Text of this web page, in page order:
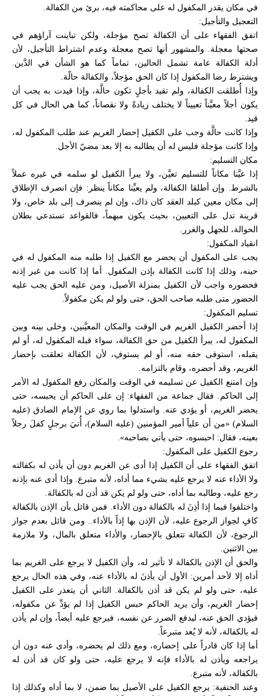
في مكان يقدر المكفول له على محاكمته فيه، برئ من الكفالة.
التعجيل والتأجيل:
اتفق الفقهاء على أن الكفالة تصح مؤجلة، ولكن تباينت آراؤهم في
صحتها معجلة. والمشهور أنها تصح معجلة وعدم اشتراط التأجيل، لأن
أدلة الكفالة عامة تشمل الحالين، تماماً كما هو الشأن في الدَّين.
ويشترط رضا المكفول إذا كان الحق مؤجلاً، والكفالة حالّة.
وإذا أُطلقت الكفالة، ولم تقيد بأجلٍ تكون حالَّة، وإذا قيدت به يجب أن
يكون أجلاً معيَّناً تعييناً لا يختلف زيادةً ولا نقصاناً، كما هي الحال في كل
قيد.
وإذا كانت حالَّة وجب على الكفيل إحضار الغريم عند طلب المكفول له،
وإذا كانت مؤجلة فليس له أن يطالبه به إلا بعد مضيّ الأجل.
مكان التسليم:
إذا عيَّنا مكاناً للتسليم تعيَّن، ولا يبرأ الكفيل لو سلمه في غيره عملاً
بالشرط. وإن أطلقا الكفالة، ولم يعيِّنا مكاناً ينظر: فإن انصرف الإطلاق
إلى مكان معين كبلد العقد كان ذاك، وإن لم ينصرف إلى بلد خاص، ولا
قرينة تدل على التعيين، بحيث يكون مبهماً، فالقواعد تستدعي بطلان
الحوالة، للجهل والغرر.
انقياد المكفول:
يجب على المكفول أن يحضر مع الكفيل إذا طلبه منه المكفول له في
حينه، وذلك إذا كانت الكفالة بإذن المكفول. أما إذا كانت من غير إذنه
فحضوره واجب لأن الكفيل بمنزلة الأصيل، ومن عليه الحق يجب عليه
الحضور متى طلبه صاحب الحق، حتى ولو لم يكن مكفولاً.
تسليم المكفول:
إذا أحضر الكفيل الغريم في الوقت والمكان المعيَّنين، وخلى بينه وبين
المكفول له، يبرأ الكفيل من حق الكفالة، سواء قبله المكفول له، أو لم
يقبله، استوفى حقه منه، أو لم يستوفِ، لأن الكفالة تعلقت بإحضار
الغريم، وقد أحضره، وقام بالتزامه.
وإن امتنع الكفيل عن تسليمه في الوقت والمكان رفع المكفول له الأمر
إلى الحاكم. فقال جماعة من الفقهاء: إن على الحاكم أن يحبسه، حتى
يحضر الغريم، أو يؤدي عنه. واستدلوا بما روي عن الإمام الصادق (عليه
السلام) «من أن علياً أمير المؤمنين (عليه السلام)، أُتيَ برجلٍ كفلَ رجلاً
بعينه، فقال: احبسوه، حتى يأتي بصاحبه».
رجوع الكفيل على المكفول:
اتفق الفقهاء على أن الكفيل إذا أدى عن الغريم دون أن يأذن له بكفالته
ولا الأداء عنه لا يرجع عليه بشيء مما أداه، لأنه متبرع. وإذا أدى عنه بإذنه
رجع عليه، وطالبه بما أداه، حتى ولو لم يكن قد أذن له بالكفالة.
واختلفوا فيما إذا أذِنَ له بالكفالة دون الأداء. فمن قائل بأن الإذن بالكفالة
كافٍ لجواز الرجوع عليه، لأن الإذن بها إذاً بالأداء.. ومن قائل بعدم جواز
الرجوع، لأن الكفالة تتعلق بالإحضار، والأداء متعلق بالمال، ولا ملازمة
بين الاثنين.
والحق أن الإذن بالكفالة لا تأثير له، وأن الكفيل لا يرجع على الغريم بما
أداه إلا لأحد أمرين: الأول أن يأذنَ له بالأداء عنه، وفي هذه الحال يرجع
عليه، حتى ولو لم يكن قد أذن بالكفالة. الثاني أن يتعذر على الكفيل
إحضار الغريم، وأن يريد الحاكم حبس الكفيل إذا لم يؤدِّ عن مكفوله،
فيؤدي الحق عنه، ليدفع الضرر عن نفسه، فيرجع عليه أيضاً، وإن لم يأذن
له بالكفالة، لأنه لا يُعد متبرعاً.
أما إذا كان قادراً على إحضاره، ومع ذلك لم يحضره، وأدى عنه دون أن
يراجعه ويأذن له بالأداء فإنه لا يرجع عليه، حتى ولو كان قد أذن له
بالكفالة، لأنه متبرع.
وعند الحنفية: يرجع الكفيل على الأصيل بما ضمن، لا بما أداه وكذلك إذا